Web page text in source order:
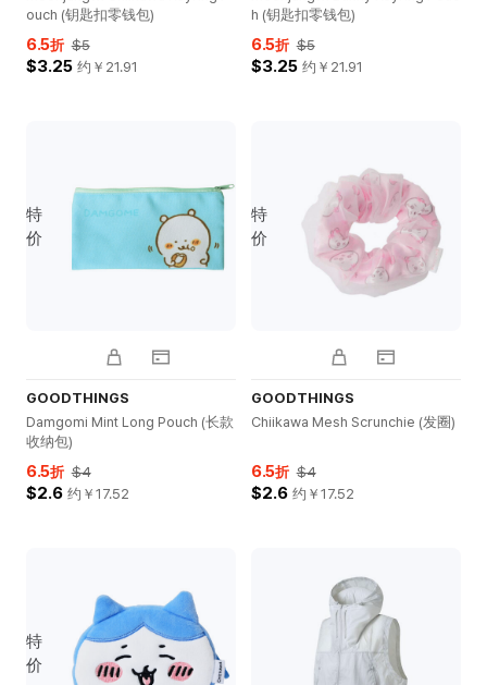
ouch (钥匙扣零钱包)
6.5折 $5
$3.25 约￥ 21.91
h (钥匙扣零钱包)
6.5折 $5
$3.25 约￥ 21.91
特
价
GOODTHINGS
Damgomi Mint Long Pouch (长款
收纳包)
6.5折 $4
$2.6 约￥ 17.52
特
价
GOODTHINGS
Chiikawa Mesh Scrunchie (发圈)
6.5折 $4
$2.6 约￥ 17.52
特
价